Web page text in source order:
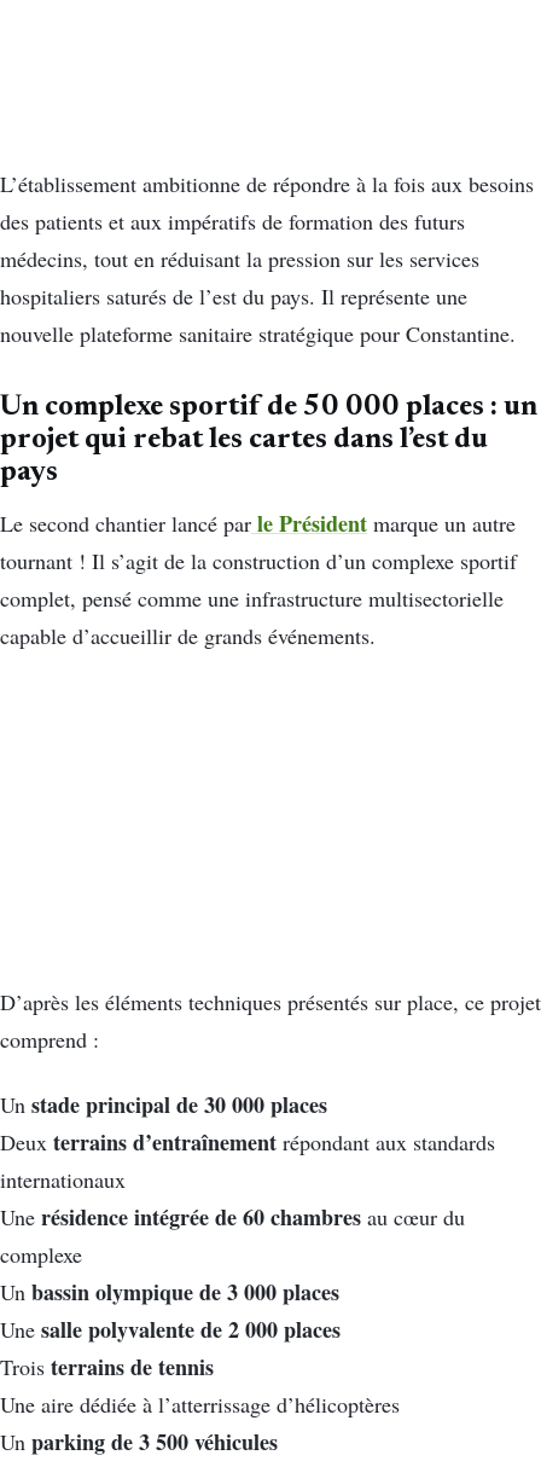
L’établissement ambitionne de répondre à la fois aux besoins
des patients et aux impératifs de formation des futurs
médecins, tout en réduisant la pression sur les services
hospitaliers saturés de l’est du pays. Il représente une
nouvelle plateforme sanitaire stratégique pour Constantine.
Un complexe sportif de 50 000 places : un
projet qui rebat les cartes dans l’est du
pays
Le second chantier lancé par le Président marque un autre
tournant ! Il s’agit de la construction d’un complexe sportif
complet, pensé comme une infrastructure multisectorielle
capable d’accueillir de grands événements.
D’après les éléments techniques présentés sur place, ce projet
comprend :
Un stade principal de 30 000 places
Deux terrains d’entraînement répondant aux standards
internationaux
Une résidence intégrée de 60 chambres au cœur du
complexe
Un bassin olympique de 3 000 places
Une salle polyvalente de 2 000 places
Trois terrains de tennis
Une aire dédiée à l’atterrissage d’hélicoptères
Un parking de 3 500 véhicules